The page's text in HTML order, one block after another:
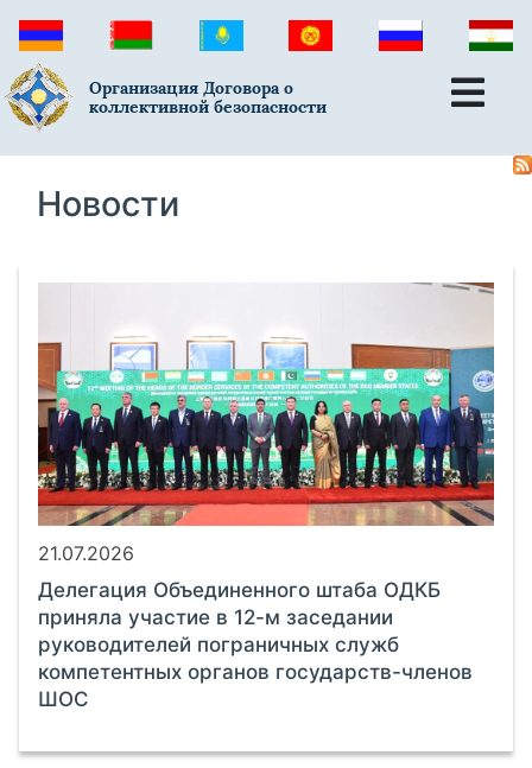
Организация Договора о
коллективной безопасности
Новости
21.07.2026
Делегация Объединенного штаба ОДКБ
приняла участие в 12-м заседании
руководителей пограничных служб
компетентных органов государств-членов
ШОС